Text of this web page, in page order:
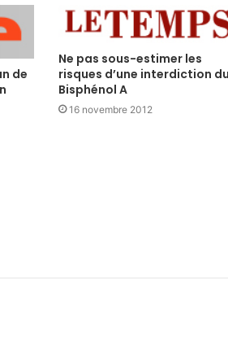
de
Ne pas sous-estimer les
risques d’une interdiction du
Bisphénol A
16 novembre 2012